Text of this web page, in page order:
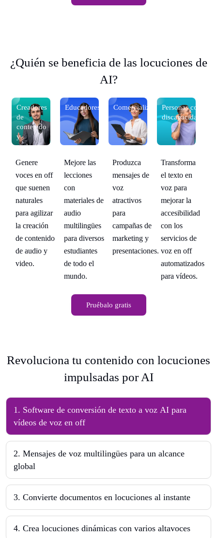
¿Quién se beneficia de las locuciones de
AI?
Creadores
de
contenido
y
podcasters
Genere
voces en off
que suenen
naturales
para agilizar
la creación
de contenido
de audio y
video.
Educadores
Mejore las
lecciones
con
materiales de
audio
multilingües
para diversos
estudiantes
de todo el
mundo.
Comercializadores
Produzca
mensajes de
voz
atractivos
para
campañas de
marketing y
presentaciones.
Personas con
discapacidades
Transforma
el texto en
voz para
mejorar la
accesibilidad
con los
servicios de
voz en off
automatizados
para vídeos.
Pruébalo gratis
Revoluciona tu contenido con locuciones
impulsadas por AI
1. Software de conversión de texto a voz AI para
vídeos de voz en off
2. Mensajes de voz multilingües para un alcance
global
3. Convierte documentos en locuciones al instante
4. Crea locuciones dinámicas con varios altavoces